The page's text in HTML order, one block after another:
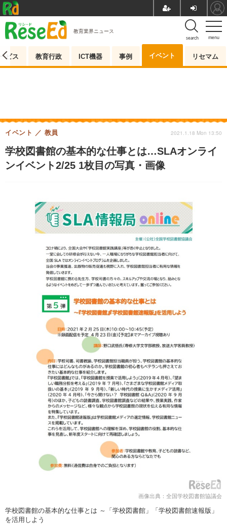
menu
search
教育業界ニュース
ビス 教育行政 ICT機器 事例 イベント リセマム
学校図書館の基本的な仕事とは…SLAオンライ
ンイベント2/25 1枚目の写真・画像
イベント 教員 2021.1.18 Mon 13:50
画像出典：全国学校図書館協議会
学校図書館の基本的な仕事とは ～「学校図書館」「学校図書館速報版」
を活用しよう